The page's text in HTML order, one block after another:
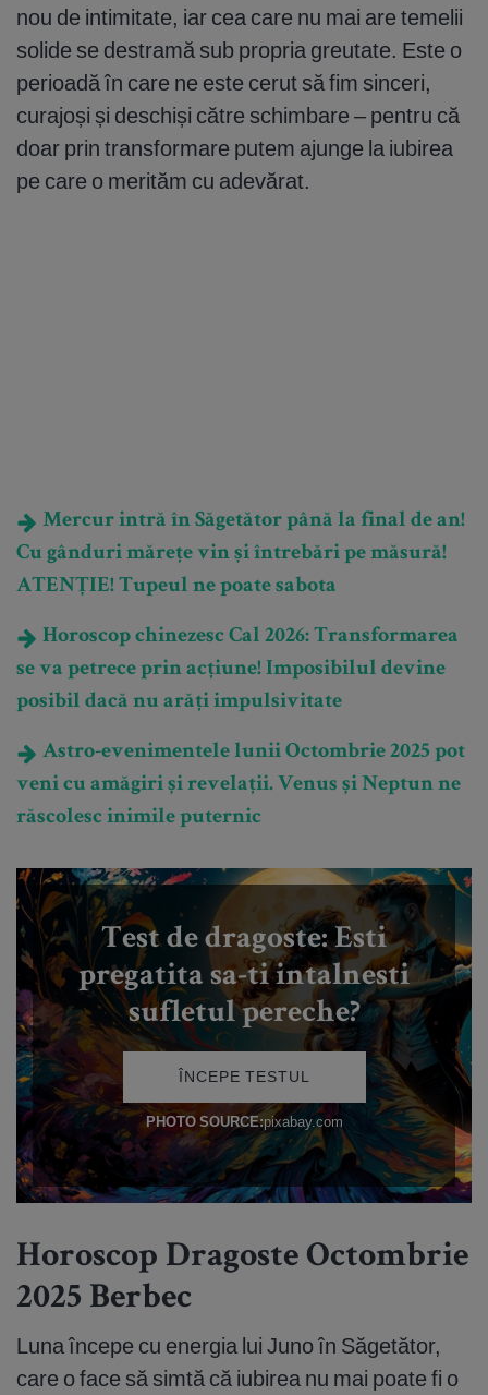
nou de intimitate, iar cea care nu mai are temelii
solide se destramă sub propria greutate. Este o
perioadă în care ne este cerut să fim sinceri,
curajoși și deschiși către schimbare – pentru că
doar prin transformare putem ajunge la iubirea
pe care o merităm cu adevărat.
Mercur intră în Săgetător până la final de an!
Cu gânduri mărețe vin și întrebări pe măsură!
ATENȚIE! Tupeul ne poate sabota
Horoscop chinezesc Cal 2026: Transformarea
se va petrece prin acțiune! Imposibilul devine
posibil dacă nu arăți impulsivitate
Astro-evenimentele lunii Octombrie 2025 pot
veni cu amăgiri și revelații. Venus și Neptun ne
răscolesc inimile puternic
Horoscop Dragoste Octombrie
2025 Berbec
Luna începe cu energia lui Juno în Săgetător,
care o face să simtă că iubirea nu mai poate fi o